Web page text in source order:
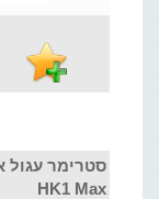
HK1 Max